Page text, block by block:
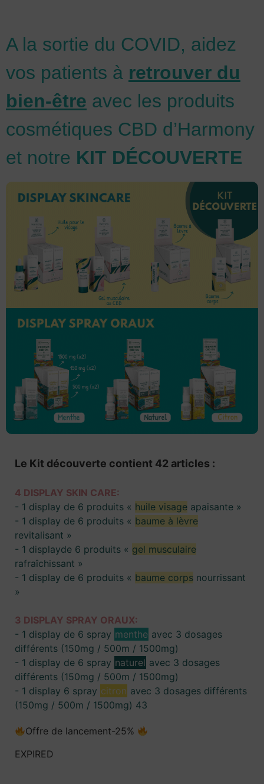
A la sortie du COVID, aidez
vos patients à retrouver du
bien-être avec les produits
cosmétiques CBD d’Harmony
et notre KIT DÉCOUVERTE
Le Kit découverte contient 42 articles :
4 DISPLAY SKIN CARE:
- 1 display de 6 produits « huile visage apaisante »
- 1 display de 6 produits « baume à lèvre
revitalisant »
- 1 displayde 6 produits « gel musculaire
rafraîchissant »
- 1 display de 6 produits « baume corps nourrissant
»
3 DISPLAY SPRAY ORAUX:
- 1 display de 6 spray menthe avec 3 dosages
différents (150mg / 500m / 1500mg)
- 1 display de 6 spray naturel avec 3 dosages
différents (150mg / 500m / 1500mg)
- 1 display 6 spray citron avec 3 dosages différents
(150mg / 500m / 1500mg) 43
Offre de lancement-25%
EXPIRED